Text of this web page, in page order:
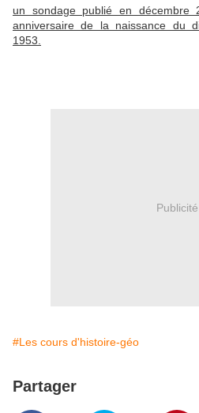
un sondage publié en décembre
anniversaire de la naissance du
1953.
Publicité
#Les cours d'histoire-géo
Partager